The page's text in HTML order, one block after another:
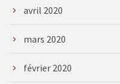
avril 2020
mars 2020
février 2020